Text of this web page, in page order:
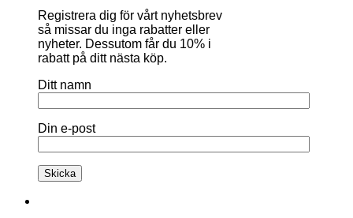
Registrera dig för vårt nyhetsbrev
så missar du inga rabatter eller
nyheter. Dessutom får du 10% i
rabatt på ditt nästa köp.
Ditt namn
Din e-post